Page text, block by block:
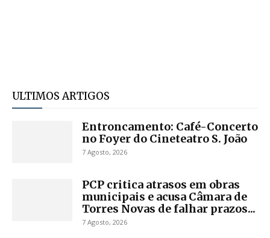
ULTIMOS ARTIGOS
Entroncamento: Café-Concerto
no Foyer do Cineteatro S. João
7 Agosto, 2026
PCP critica atrasos em obras
municipais e acusa Câmara de
Torres Novas de falhar prazos...
7 Agosto, 2026